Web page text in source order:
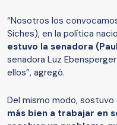
“Nosotros los
Siches), en la política
estuvo la senadora
senadora Luz
ellos”, agregó.
Del mismo modo,
más bien a trabajar en